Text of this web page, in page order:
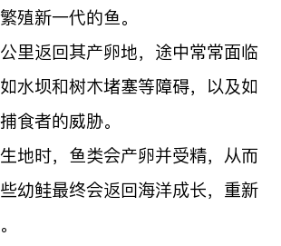
殖新一代的鱼。
里返回其产卵地，途中常常面临
水坝和树木堵塞等障碍，以及如
食者的威胁。
地时，鱼类会产卵并受精，从而
幼鲑最终会返回海洋成长，重新